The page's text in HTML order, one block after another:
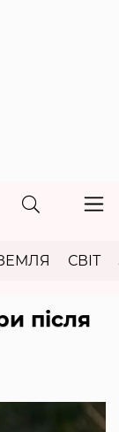
СВІТ
після